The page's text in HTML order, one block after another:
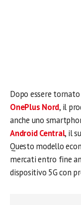
Dopo essere
OnePlus Nord, il
anche uno
Android Central, il
Questo modello
mercati entro fine
dispositivo 5G con